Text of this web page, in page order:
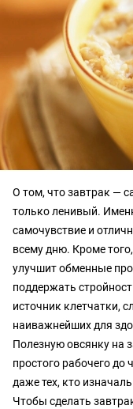
О том, что завтрак —
только ленивый.
самочувствие и
всему дню. Кроме
улучшит обменные
поддержать
источник клетчатки,
наиважнейших для
Полезную овсянку на
простого рабочего до
даже тех, кто
Чтобы сделать